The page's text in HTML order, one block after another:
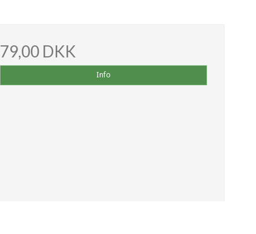
79,00 DKK
Info